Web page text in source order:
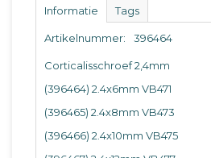
Informatie Tags
Artikelnummer: 396464
Corticalisschroef 2,4mm
(396464) 2.4x6mm VB471
(396465) 2.4x8mm VB473
(396466) 2.4x10mm VB475